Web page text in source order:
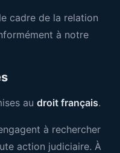
cadre de la relation
à notre
au droit français.
à rechercher
action judiciaire. À